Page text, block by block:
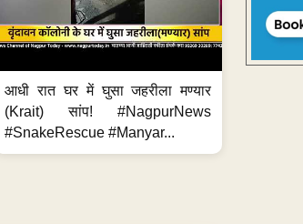
आधी रात घर में घुसा जहरीला मण्यार
(Krait) सांप! #NagpurNews
#SnakeRescue #Manyar...